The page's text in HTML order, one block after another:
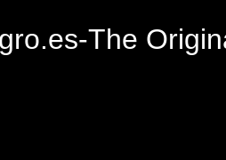
The